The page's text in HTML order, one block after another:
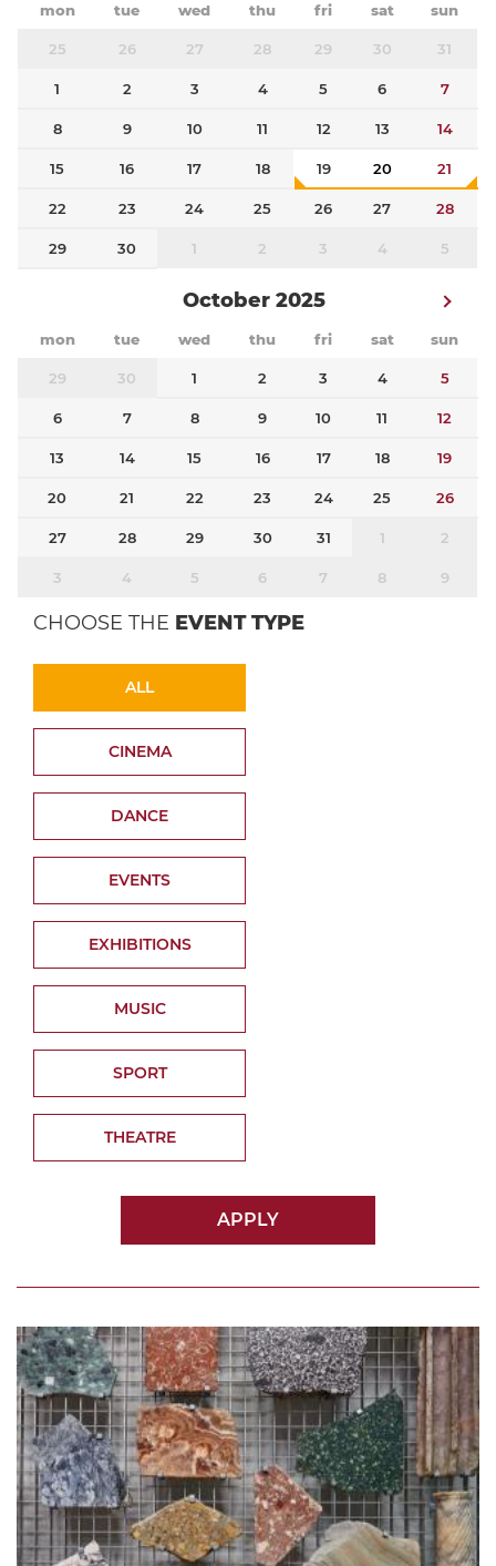
mon tue wed thu fri sat sun
25 26 27 28 29 30 31
1 2 3 4 5 6 7
8 9 10 11 12 13 14
15 16 17 18 19 20 21
22 23 24 25 26 27 28
29 30 1 2 3 4 5
October 2025
mon tue wed thu fri sat sun
29 30 1 2 3 4 5
6 7 8 9 10 11 12
13 14 15 16 17 18 19
20 21 22 23 24 25 26
27 28 29 30 31 1 2
3 4 5 6 7 8 9
CHOOSE THE EVENT TYPE
ALL
CINEMA
DANCE
EVENTS
EXHIBITIONS
MUSIC
SPORT
THEATRE
APPLY